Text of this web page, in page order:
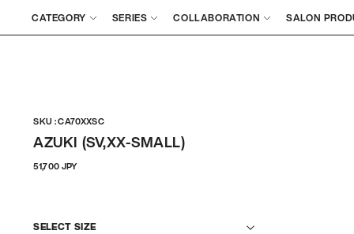
CATEGORY SERIES COLLABORATION SALON
SKU : CA70XXSC
AZUKI (SV,XX-SMALL)
51,700 JPY정
SELECT SIZE